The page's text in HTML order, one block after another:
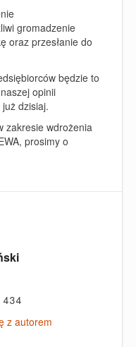
gromadzenie
oraz przesłanie do
będzie to
opinii
dzisiaj.
zakresie wdrożenia
prosimy o
434
z autorem